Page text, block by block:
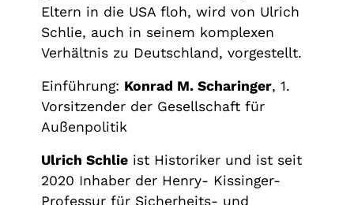
Eltern in die USA floh, wird von Ulrich
Schlie, auch in seinem komplexen
Verhältnis zu Deutschland, vorgestellt.
Einführung: Konrad M. Scharinger, 1.
Vorsitzender der Gesellschaft für
Außenpolitik
Ulrich Schlie ist Historiker und ist seit
2020 Inhaber der Henry- Kissinger-
Professur für Sicherheits- und